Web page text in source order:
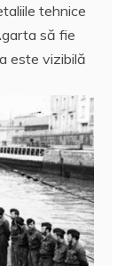
tehnice
să fie
este vizibilă